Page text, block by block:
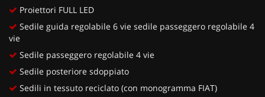
Proiettori FULL LED
Sedile guida regolabile 6 vie sedile passeggero regolabile 4
vie
Sedile passeggero regolabile 4 vie
Sedile posteriore sdoppiato
Sedili in tessuto reciclato (con monogramma FIAT)